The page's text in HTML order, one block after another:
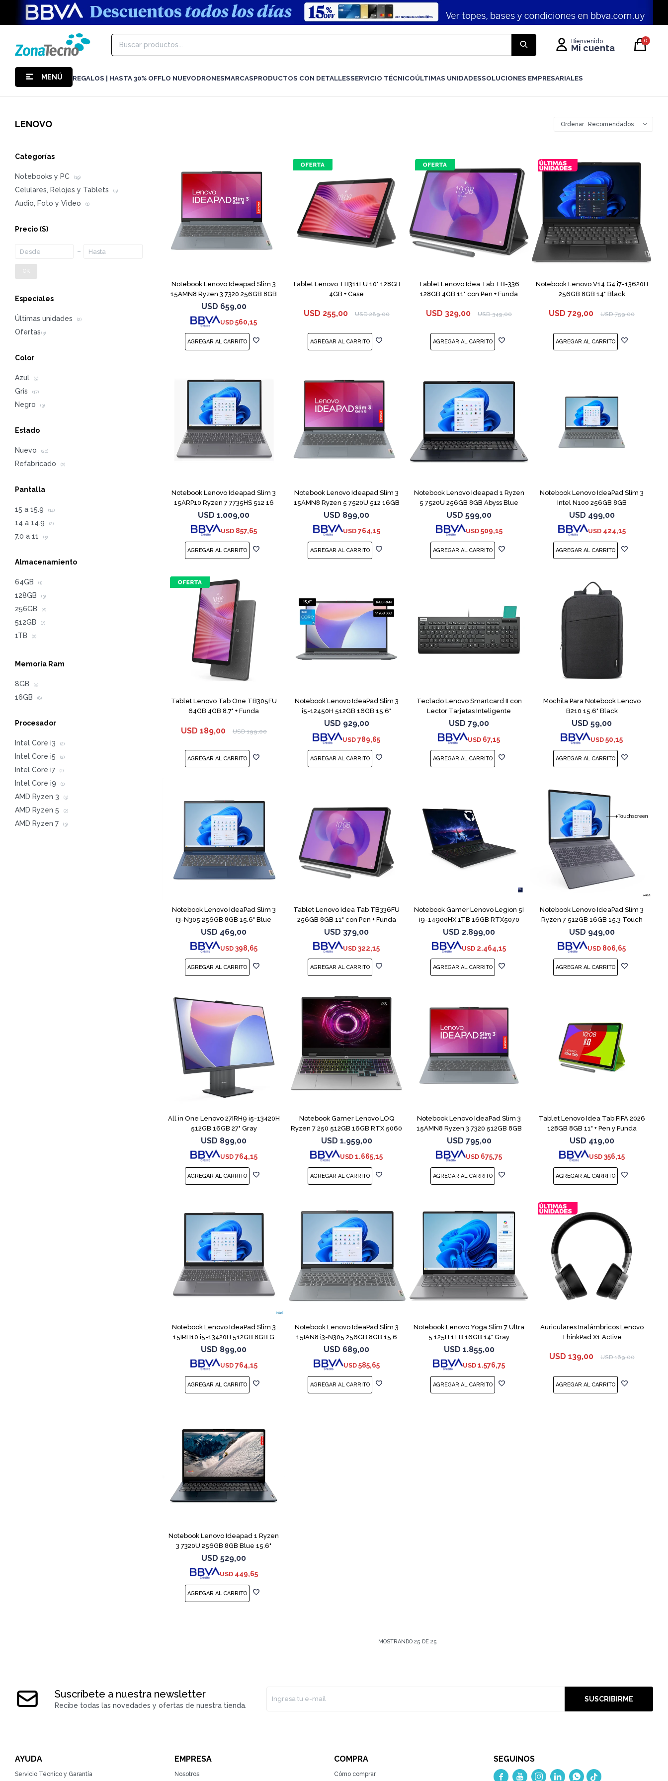
MENÚ REGALOS | HASTA 30% OFFLO NUEVODRONESMARCASPRODUCTOS CON DETALLESSERVICIO TÉCNICOÚLTIMAS UNIDADESSOLUCIONES EMPRESARIALES
0
LENOVO Recomendados
Notebook Lenovo Ideapad Slim 3
15AMN8 Ryzen 3 7320 256GB 8GB
USD 659,00
USD 560,15
Tablet Lenovo TB311FU 10" 128GB
4GB + Case
USD 255,00 USD 289,00
Tablet Lenovo Idea Tab TB-336
128GB 4GB 11" con Pen + Funda
USD 329,00 USD 349,00
Notebook Lenovo V14 G4 i7-13620H
256GB 8GB 14" Black
USD 729,00 USD 759,00
COMPARAR
Notebook Lenovo Ideapad Slim 3
15ARP10 Ryzen 7 7735HS 512 16
USD 1.009,00
USD 857,65
Notebook Lenovo Ideapad Slim 3
15AMN8 Ryzen 5 7520U 512 16GB
USD 899,00
USD 764,15
Notebook Lenovo Ideapad 1 Ryzen
5 7520U 256GB 8GB Abyss Blue
USD 599,00
USD 509,15
Notebook Lenovo IdeaPad Slim 3
Intel N100 256GB 8GB
USD 499,00
USD 424,15
Tablet Lenovo Tab One TB305FU
64GB 4GB 8.7" + Funda
USD 189,00 USD 199,00
Notebook Lenovo IdeaPad Slim 3
i5-12450H 512GB 16GB 15.6"
USD 929,00
USD 789,65
Teclado Lenovo Smartcard II con
Lector Tarjetas Inteligente
USD 79,00
USD 67,15
Mochila Para Notebook Lenovo
B210 15.6" Black
USD 59,00
USD 50,15
Notebook Lenovo IdeaPad Slim 3
i3-N305 256GB 8GB 15.6" Blue
USD 469,00
USD 398,65
Tablet Lenovo Idea Tab TB336FU
256GB 8GB 11" con Pen + Funda
USD 379,00
USD 322,15
Notebook Gamer Lenovo Legion 5I
i9-14900HX 1TB 16GB RTX5070
USD 2.899,00
USD 2.464,15
COMPARAR
Notebook Lenovo IdeaPad Slim 3
Ryzen 7 512GB 16GB 15.3 Touch
USD 949,00
USD 806,65
All in One Lenovo 27IRH9 i5-13420H
512GB 16GB 27" Gray
USD 899,00
USD 764,15
Notebook Gamer Lenovo LOQ
Ryzen 7 250 512GB 16GB RTX 5060
USD 1.959,00
USD 1.665,15
Notebook Lenovo IdeaPad Slim 3
15AMN8 Ryzen 3 7320 512GB 8GB
USD 795,00
USD 675,75
Tablet Lenovo Idea Tab FIFA 2026
128GB 8GB 11" + Pen y Funda
USD 419,00
USD 356,15
Notebook Lenovo IdeaPad Slim 3
15IRH10 i5-13420H 512GB 8GB G
USD 899,00
USD 764,15
Notebook Lenovo IdeaPad Slim 3
15IAN8 i3-N305 256GB 8GB 15.6
USD 689,00
USD 585,65
Notebook Lenovo Yoga Slim 7 Ultra
5 125H 1TB 16GB 14" Gray
USD 1.855,00
USD 1.576,75
Auriculares Inalámbricos Lenovo
ThinkPad X1 Active
USD 139,00 USD 169,00
Notebook Lenovo Ideapad 1 Ryzen
3 7320U 256GB 8GB Blue 15.6"
USD 529,00
USD 449,65
MOSTRANDO25 DE25
Categorías
Notebooks y PC (19)
Celulares, Relojes y Tablets (5)
Audio, Foto y Video (1)
Precio ($)
OK
Especiales
Últimas unidades (2)
Color
Azul (3)
Gris (17)
Negro (3)
Estado
Nuevo (20)
Refabricado (2)
Pantalla
15 a 15.9 (14)
14 a 14.9 (2)
7.0 a 11 (5)
Almacenamiento
64GB (1)
128GB (3)
256GB (8)
512GB (7)
1TB (2)
Memoria Ram
8GB (9)
16GB (8)
Procesador
Intel Core i3 (2)
Intel Core i5 (2)
Intel Core i7 (1)
Intel Core i9 (1)
AMD Ryzen 3 (3)
AMD Ryzen 5 (2)
AMD Ryzen 7 (3)
Suscríbete a nuestra newsletter
Recibe todas las novedades y ofertas de nuestra tienda.
SUSCRIBIRME
AYUDA
Servicio Técnico y Garantía
EMPRESA
Nosotros
COMPRA
Cómo comprar
SEGUINOS
    